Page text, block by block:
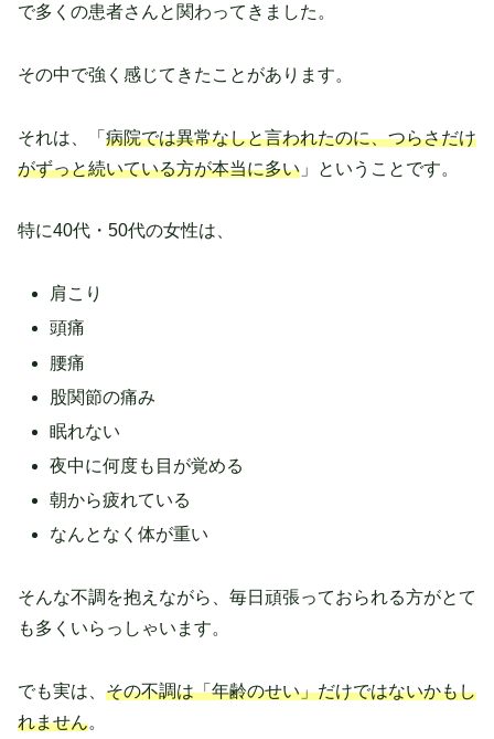
で多くの患者さんと関わってきました。
その中で強く感じてきたことがあります。
それは、「 病院では異常なしと言われたのに、つらさだけ
がずっと続いている方が本当に多い 」ということです。
特に40代・50代の女性は、
肩こり
頭痛
腰痛
股関節の痛み
眠れない
夜中に何度も目が覚める
朝から疲れている
なんとなく体が重い
そんな不調を抱えながら、毎日頑張っておられる方がとて
も多くいらっしゃいます。
でも実は、 その不調は「年齢のせい」だけではないかもし
れません。